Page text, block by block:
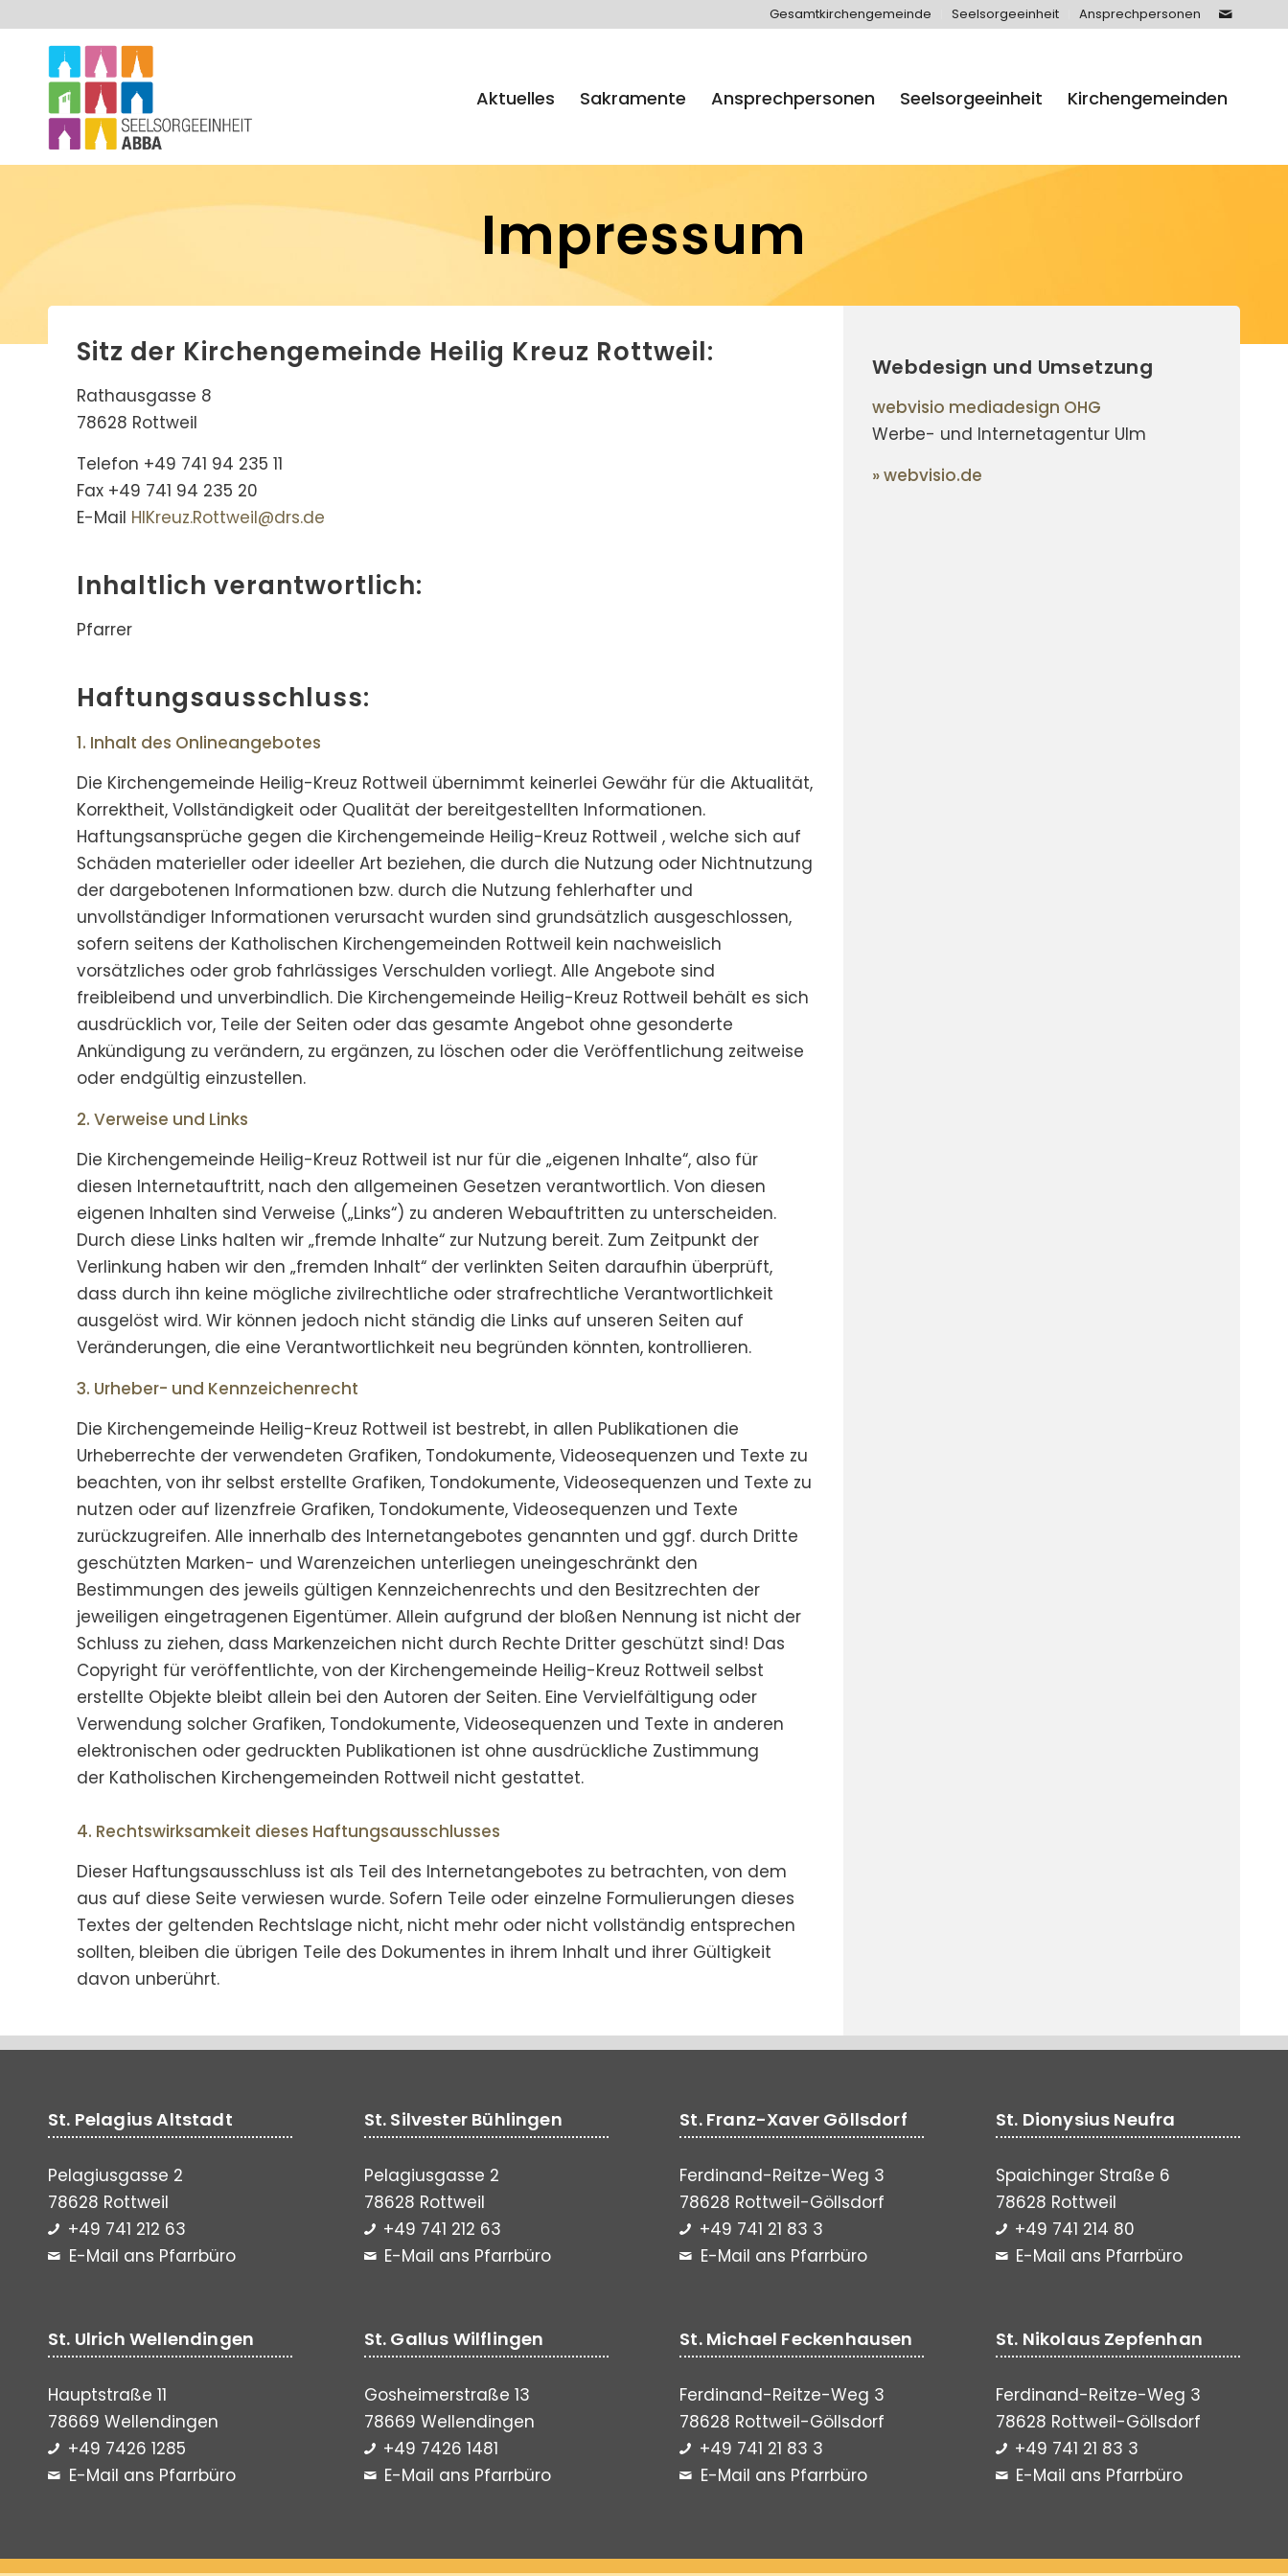
Gesamtkirchengemeinde Seelsorgeeinheit Ansprechpersonen
Aktuelles Sakramente Ansprechpersonen Seelsorgeeinheit Kirchengemeinden
Impressum
Sitz der Kirchengemeinde Heilig Kreuz Rottweil:
Rathausgasse 8
78628 Rottweil
Telefon +49 741 94 235 11
Fax +49 741 94 235 20
E-Mail HlKreuz.Rottweil@drs.de
Inhaltlich verantwortlich:
Pfarrer
Haftungsausschluss:
1. Inhalt des Onlineangebotes
Die Kirchengemeinde Heilig-Kreuz Rottweil übernimmt keinerlei Gewähr für die Aktualität,
Korrektheit, Vollständigkeit oder Qualität der bereitgestellten Informationen.
Haftungsansprüche gegen die Kirchengemeinde Heilig-Kreuz Rottweil , welche sich auf
Schäden materieller oder ideeller Art beziehen, die durch die Nutzung oder Nichtnutzung
der dargebotenen Informationen bzw. durch die Nutzung fehlerhafter und
unvollständiger Informationen verursacht wurden sind grundsätzlich ausgeschlossen,
sofern seitens der Katholischen Kirchengemeinden Rottweil kein nachweislich
vorsätzliches oder grob fahrlässiges Verschulden vorliegt. Alle Angebote sind
freibleibend und unverbindlich. Die Kirchengemeinde Heilig-Kreuz Rottweil behält es sich
ausdrücklich vor, Teile der Seiten oder das gesamte Angebot ohne gesonderte
Ankündigung zu verändern, zu ergänzen, zu löschen oder die Veröffentlichung zeitweise
oder endgültig einzustellen.
2. Verweise und Links
Die Kirchengemeinde Heilig-Kreuz Rottweil ist nur für die „eigenen Inhalte“, also für
diesen Internetauftritt, nach den allgemeinen Gesetzen verantwortlich. Von diesen
eigenen Inhalten sind Verweise („Links“) zu anderen Webauftritten zu unterscheiden.
Durch diese Links halten wir „fremde Inhalte“ zur Nutzung bereit. Zum Zeitpunkt der
Verlinkung haben wir den „fremden Inhalt“ der verlinkten Seiten daraufhin überprüft,
dass durch ihn keine mögliche zivilrechtliche oder strafrechtliche Verantwortlichkeit
ausgelöst wird. Wir können jedoch nicht ständig die Links auf unseren Seiten auf
Veränderungen, die eine Verantwortlichkeit neu begründen könnten, kontrollieren.
3. Urheber- und Kennzeichenrecht
Die Kirchengemeinde Heilig-Kreuz Rottweil ist bestrebt, in allen Publikationen die
Urheberrechte der verwendeten Grafiken, Tondokumente, Videosequenzen und Texte zu
beachten, von ihr selbst erstellte Grafiken, Tondokumente, Videosequenzen und Texte zu
nutzen oder auf lizenzfreie Grafiken, Tondokumente, Videosequenzen und Texte
zurückzugreifen. Alle innerhalb des Internetangebotes genannten und ggf. durch Dritte
geschützten Marken- und Warenzeichen unterliegen uneingeschränkt den
Bestimmungen des jeweils gültigen Kennzeichenrechts und den Besitzrechten der
jeweiligen eingetragenen Eigentümer. Allein aufgrund der bloßen Nennung ist nicht der
Schluss zu ziehen, dass Markenzeichen nicht durch Rechte Dritter geschützt sind! Das
Copyright für veröffentlichte, von der Kirchengemeinde Heilig-Kreuz Rottweil selbst
erstellte Objekte bleibt allein bei den Autoren der Seiten. Eine Vervielfältigung oder
Verwendung solcher Grafiken, Tondokumente, Videosequenzen und Texte in anderen
elektronischen oder gedruckten Publikationen ist ohne ausdrückliche Zustimmung
der Katholischen Kirchengemeinden Rottweil nicht gestattet.
4. Rechtswirksamkeit dieses Haftungsausschlusses
Dieser Haftungsausschluss ist als Teil des Internetangebotes zu betrachten, von dem
aus auf diese Seite verwiesen wurde. Sofern Teile oder einzelne Formulierungen dieses
Textes der geltenden Rechtslage nicht, nicht mehr oder nicht vollständig entsprechen
sollten, bleiben die übrigen Teile des Dokumentes in ihrem Inhalt und ihrer Gültigkeit
davon unberührt.
Webdesign und Umsetzung
webvisio mediadesign OHG
Werbe- und Internetagentur Ulm
»webvisio.de
St. Pelagius Altstadt
Pelagiusgasse 2
78628 Rottweil
+49 741 212 63
E-Mail ans Pfarrbüro
St. Ulrich Wellendingen
Hauptstraße 11
78669 Wellendingen
+49 7426 1285
E-Mail ans Pfarrbüro
St. Silvester Bühlingen
Pelagiusgasse 2
78628 Rottweil
+49 741 212 63
E-Mail ans Pfarrbüro
St. Gallus Wilflingen
Gosheimerstraße 13
78669 Wellendingen
+49 7426 1481
E-Mail ans Pfarrbüro
St. Franz-Xaver Göllsdorf
Ferdinand-Reitze-Weg 3
78628 Rottweil-Göllsdorf
+49 741 21 83 3
E-Mail ans Pfarrbüro
St. Michael Feckenhausen
Ferdinand-Reitze-Weg 3
78628 Rottweil-Göllsdorf
+49 741 21 83 3
E-Mail ans Pfarrbüro
St. Dionysius Neufra
Spaichinger Straße 6
78628 Rottweil
+49 741 214 80
E-Mail ans Pfarrbüro
St. Nikolaus Zepfenhan
Ferdinand-Reitze-Weg 3
78628 Rottweil-Göllsdorf
+49 741 21 83 3
E-Mail ans Pfarrbüro